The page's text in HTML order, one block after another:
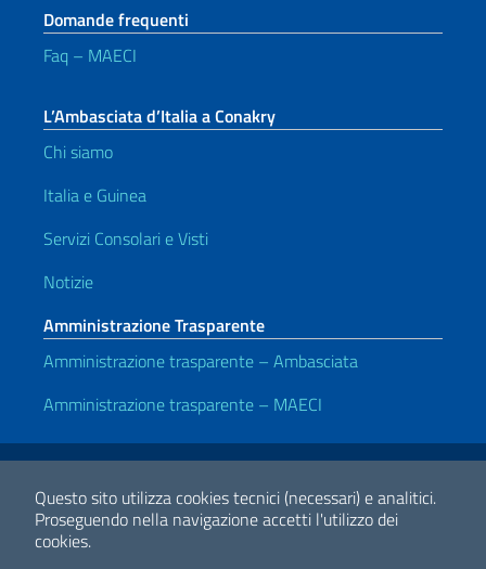
Questo sito utilizza cookies tecnici (necessari) e analitici.
Proseguendo nella navigazione accetti l'utilizzo dei
cookies.
Domande frequenti
Faq – MAECI
L’Ambasciata d’Italia a Conakry
Chi siamo
Italia e Guinea
Servizi Consolari e Visti
Notizie
Amministrazione Trasparente
Amministrazione trasparente – Ambasciata
Amministrazione trasparente – MAECI
Link Utili